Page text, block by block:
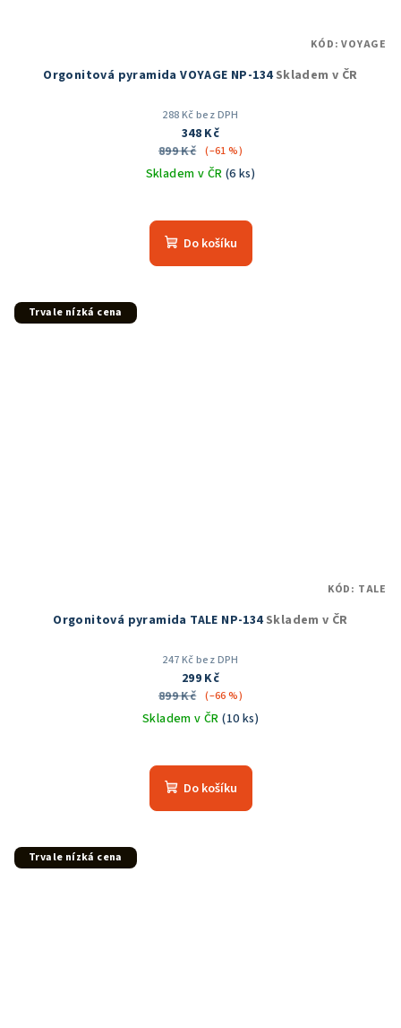
Orgonitová pyramida VOYAGE NP-134Skladem v ČR
288 Kč bez DPH
348 Kč
899 Kč (–61 %)
Skladem v ČR (6 ks)
hodnocení
produktu
Do košíku
KÓD:VOYAGE
Trvale nízká cena
Orgonitová pyramida TALE NP-134Skladem v ČR
247 Kč bez DPH
299 Kč
899 Kč (–66 %)
Skladem v ČR(10 ks)
Do košíku
KÓD: TALE
Trvale nízká cena